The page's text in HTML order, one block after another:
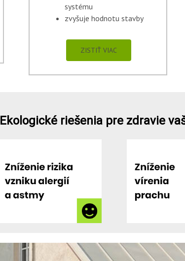
systému
zvyšuje hodnotu stavby
ZISTIŤ VIAC
Ekologické riešenia pre zdravie